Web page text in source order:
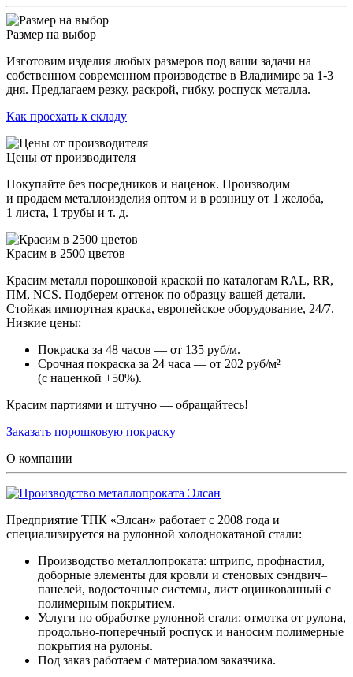
Размер на выбор
Изготовим изделия любых размеров под ваши задачи на
собственном современном производстве в Владимире за 1-3
дня. Предлагаем резку, раскрой, гибку, роспуск металла.
Как проехать к складу
Цены от производителя
Покупайте без посредников и наценок. Производим
и продаем металлоизделия оптом и в розницу от 1 желоба,
1 листа, 1 трубы и т. д.
Красим в 2500 цветов
Красим металл порошковой краской по каталогам RAL, RR,
ПМ, NCS. Подберем оттенок по образцу вашей детали.
Стойкая импортная краска, европейское оборудование, 24/7.
Низкие цены:
Покраска за 48 часов — от 135 руб/м.
Срочная покраска за 24 часа — от 202 руб/м²
(с наценкой +50%).
Красим партиями и штучно — обращайтесь!
Заказать порошковую покраску
О компании
Предприятие ТПК «Элсан» работает с 2008 года и
специализируется на рулонной холоднокатаной стали:
Производство металлопроката: штрипс, профнастил,
доборные элементы для кровли и стеновых сэндвич–
панелей, водосточные системы, лист оцинкованный с
полимерным покрытием.
Услуги по обработке рулонной стали: отмотка от рулона,
продольно-поперечный роспуск и наносим полимерные
покрытия на рулоны.
Под заказ работаем с материалом заказчика.